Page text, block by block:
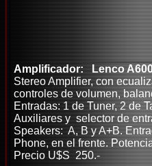
Amplificador: Lenco
Stereo Amplifier, con
controles de volumen,
Entradas: 1 de Tuner, 2 de
Auxiliares y selector de
Speakers: A, B y A+B.
Phone, en el frente.
Precio U$S 250.-